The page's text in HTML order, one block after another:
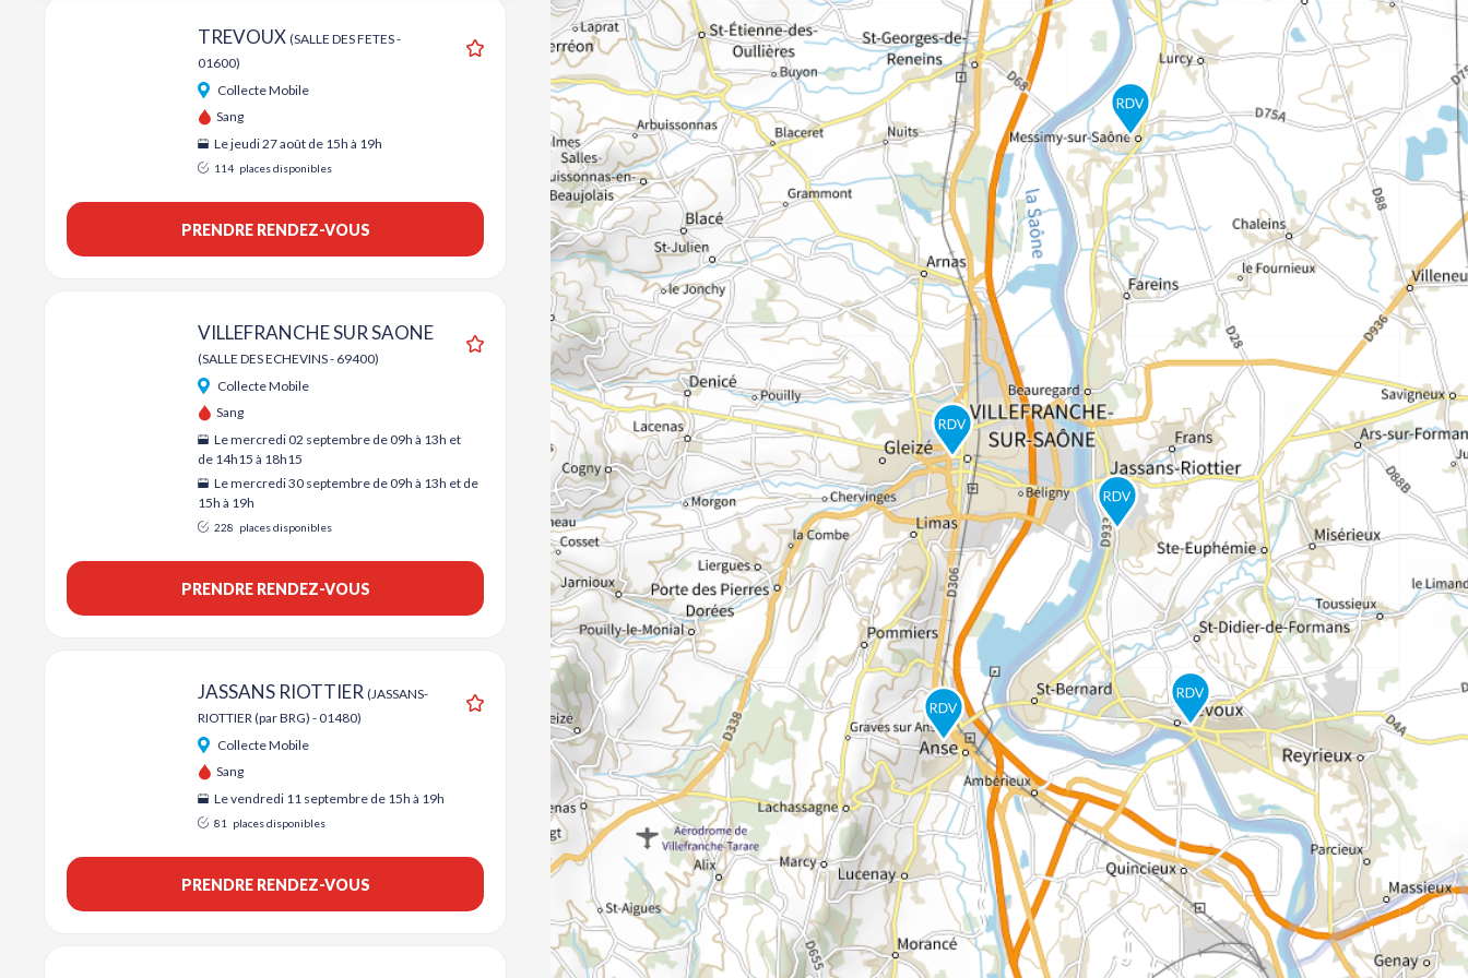
TREVOUX (SALLE DES FETES -
01600)
Ajouter aux favoris
Collecte Mobile
Sang
Le jeudi 27 août de 15h à 19h
114 places disponibles
PRENDRE RENDEZ-VOUS
VILLEFRANCHE SUR SAONE
(SALLE DES ECHEVINS - 69400) Ajouter aux favoris
Collecte Mobile
Sang
Le mercredi 02 septembre de 09h à 13h et
de 14h15 à 18h15
Le mercredi 30 septembre de 09h à 13h et de
15h à 19h
228 places disponibles
PRENDRE RENDEZ-VOUS
JASSANS RIOTTIER (JASSANS-
RIOTTIER (par BRG) - 01480)
Ajouter aux favoris
Collecte Mobile
Sang
Le vendredi 11 septembre de 15h à 19h
81 places disponibles
PRENDRE RENDEZ-VOUS